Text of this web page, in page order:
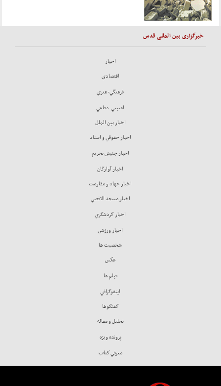
خبرگزاری بین المللی قدس
اخبار
اقتصادي
فرهنگي-هنري
امنيتي-دفاعي
اخبار بين الملل
اخبار حقوقي و اسناد
اخبار جنبش تحريم
اخبار آوارگان
اخبار جهاد و مقاومت
اخبار مسجد الاقصي
اخبار گردشگري
اخبار ورزشي
شخصيت ها
عكس
فيلم ها
اينفوگرافي
گفتگوها
تحليل و مقاله
پرونده ويژه
معرفي كتاب